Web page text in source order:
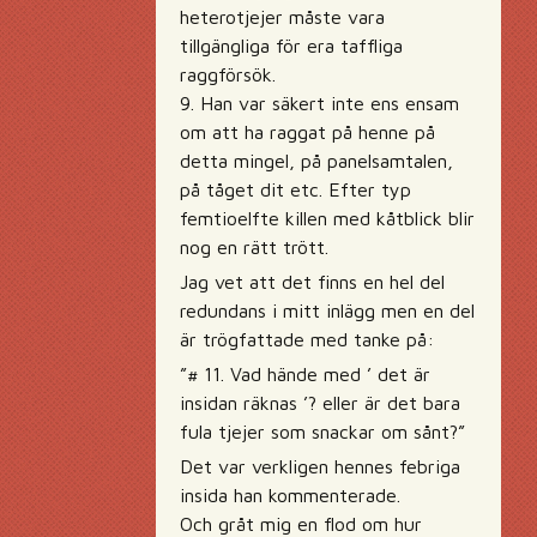
heterotjejer måste vara
tillgängliga för era taffliga
raggförsök.
9. Han var säkert inte ens ensam
om att ha raggat på henne på
detta mingel, på panelsamtalen,
på tåget dit etc. Efter typ
femtioelfte killen med kåtblick blir
nog en rätt trött.
Jag vet att det finns en hel del
redundans i mitt inlägg men en del
är trögfattade med tanke på:
”# 11. Vad hände med ’ det är
insidan räknas ’? eller är det bara
fula tjejer som snackar om sånt?”
Det var verkligen hennes febriga
insida han kommenterade.
Och gråt mig en flod om hur